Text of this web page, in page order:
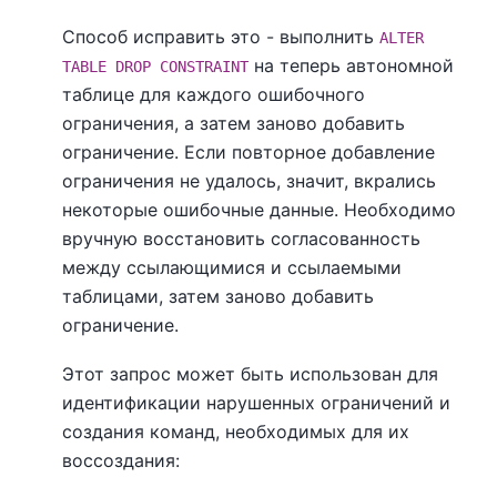
Способ исправить это - выполнить ALTER
TABLE DROP CONSTRAINTна теперь автономной
таблице для каждого ошибочного
ограничения, а затем заново добавить
ограничение. Если повторное добавление
ограничения не удалось, значит, вкрались
некоторые ошибочные данные. Необходимо
вручную восстановить согласованность
между ссылающимися и ссылаемыми
таблицами, затем заново добавить
ограничение.
Этот запрос может быть использован для
идентификации нарушенных ограничений и
создания команд, необходимых для их
воссоздания: